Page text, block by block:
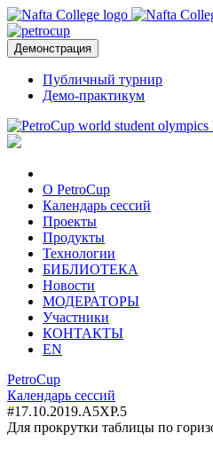
Демонстрация
Публичный турнир
Демо-практикум
О PetroCup
Календарь сессий
Проекты
Продукты
Технологии
БИБЛИОТЕКА
Новости
МОДЕРАТОРЫ
Участники
КОНТАКТЫ
EN
PetroCup
Календарь сессий
#17.10.2019.A5XP.5
Для прокрутки таблицы по